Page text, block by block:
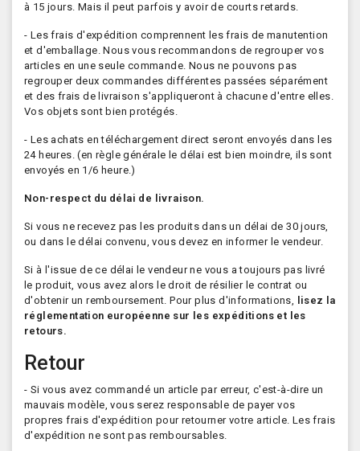
à 15 jours. Mais il peut parfois y avoir de courts retards.
- Les frais d'expédition comprennent les frais de manutention
et d'emballage. Nous vous recommandons de regrouper vos
articles en une seule commande. Nous ne pouvons pas
regrouper deux commandes différentes passées séparément
et des frais de livraison s'appliqueront à chacune d'entre elles.
Vos objets sont bien protégés.
- Les achats en téléchargement direct seront envoyés dans les
24 heures. (en règle générale le délai est bien moindre, ils sont
envoyés en 1/6 heure.)
Non-respect du délai de livraison.
Si vous ne recevez pas les produits dans un délai de 30 jours,
ou dans le délai convenu, vous devez en informer le vendeur.
Si à l'issue de ce délai le vendeur ne vous a toujours pas livré
le produit, vous avez alors le droit de résilier le contrat ou
d'obtenir un remboursement. Pour plus d'informations,
lisez la
réglementation européenne sur les expéditions et les
retours.
Retour
- Si vous avez commandé un article par erreur, c'est-à-dire un
mauvais modèle, vous serez responsable de payer vos
propres frais d'expédition pour retourner votre article. Les frais
d'expédition ne sont pas remboursables.